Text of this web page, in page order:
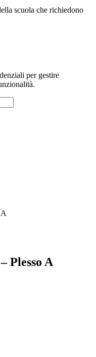
scuola che richiedono
per gestire
Plesso A